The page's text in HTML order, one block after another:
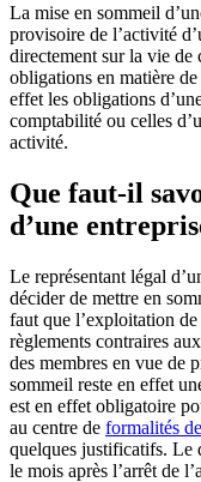
La mise en sommeil
provisoire de l’activité
directement sur la vie de
obligations en matière
effet les obligations
comptabilité ou celles
activité.
Que faut-il
d’une
Le représentant légal
décider de mettre en
faut que l’exploitation
règlements contraires
des membres en vue de
sommeil reste en effet
est en effet obligatoire
au centre de formalités
quelques justificatifs. Le
le mois après l’arrêt de